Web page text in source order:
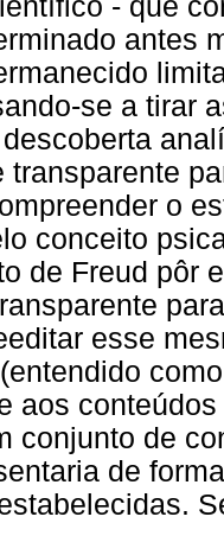
- que
antes
se a tirar
transparente
o
conceito
de Freud pôr
esse
aos
conjunto de
de